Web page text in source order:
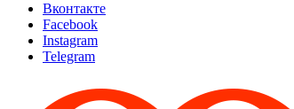
Вконтакте
Facebook
Instagram
Telegram